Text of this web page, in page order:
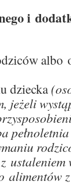
i
albo
dziecka
jeżeli
ustaleniem
alimentów